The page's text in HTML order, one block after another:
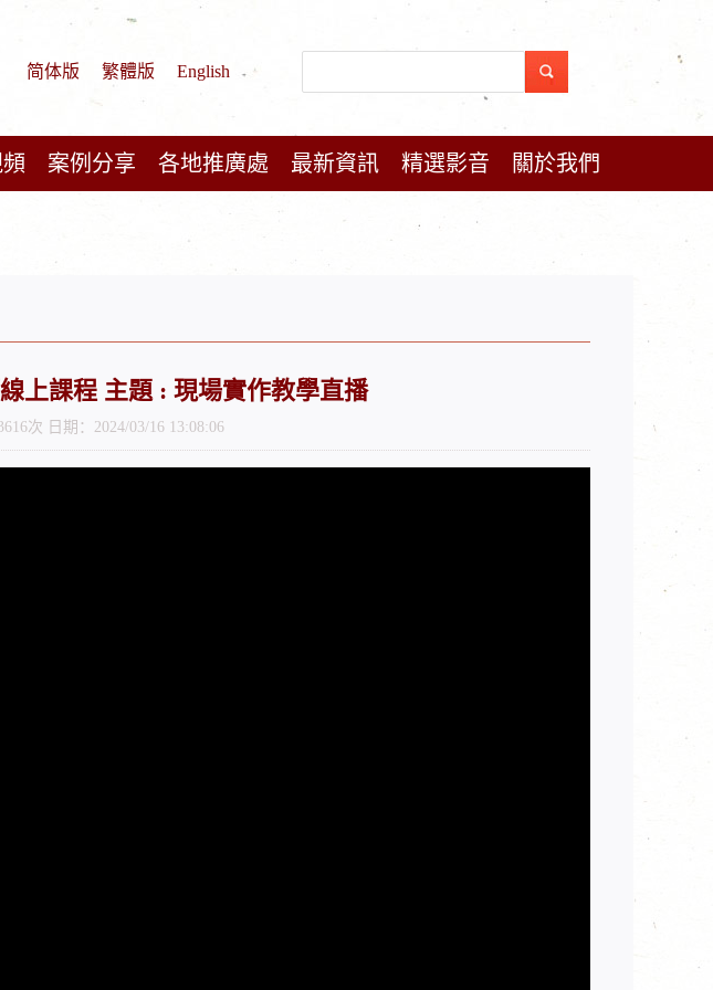
简体版 繁體版 English
案例分享 各地推廣處 最新資訊 精選影音 關於我們
上課程 主題 : 現場實作教學直播
次 日期：2024/03/16 13:08:06